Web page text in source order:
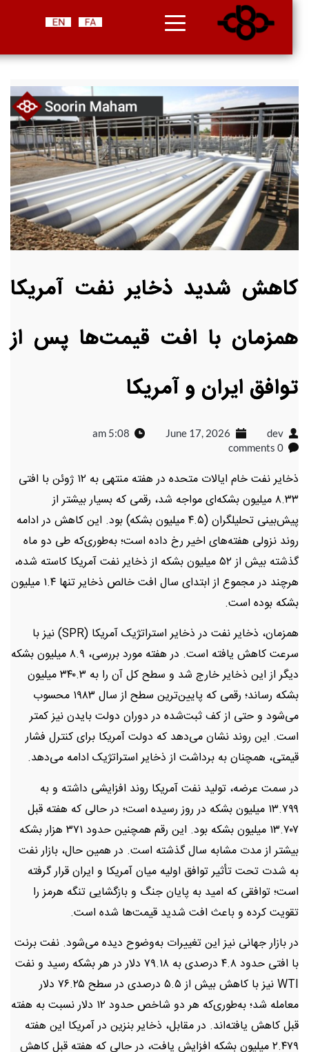
کاهش شدید ذخایر نفت آمریکا
همزمان با افت قیمت‌ها پس از
توافق ایران و آمریکا
dev
June 17, 2026
5:08 am
0 comments
ذخایر نفت خام ایالات متحده در هفته منتهی به ۱۲ ژوئن با افتی
۸.۳۳ میلیون بشکه‌ای مواجه شد، رقمی که بسیار بیشتر از
پیش‌بینی تحلیلگران (۴.۵ میلیون بشکه) بود. این کاهش در ادامه
روند نزولی هفته‌های اخیر رخ داده است؛ به‌طوری‌که طی دو ماه
گذشته بیش از ۵۲ میلیون بشکه از ذخایر نفت آمریکا کاسته شده،
هرچند در مجموع از ابتدای سال افت خالص ذخایر تنها ۱.۴ میلیون
بشکه بوده است.
همزمان، ذخایر نفت در ذخایر استراتژیک آمریکا (SPR) نیز با
سرعت کاهش یافته است. در هفته مورد بررسی، ۸.۹ میلیون بشکه
دیگر از این ذخایر خارج شد و سطح کل آن را به ۳۴۰.۳ میلیون
بشکه رساند؛ رقمی که پایین‌ترین سطح از سال ۱۹۸۳ محسوب
می‌شود و حتی از کف ثبت‌شده در دوران دولت بایدن نیز کمتر
است. این روند نشان می‌دهد که دولت آمریکا برای کنترل فشار
قیمتی، همچنان به برداشت از ذخایر استراتژیک ادامه می‌دهد.
در سمت عرضه، تولید نفت آمریکا روند افزایشی داشته و به
۱۳.۷۹۹ میلیون بشکه در روز رسیده است؛ در حالی که هفته قبل
۱۳.۷۰۷ میلیون بشکه بود. این رقم همچنین حدود ۳۷۱ هزار بشکه
بیشتر از مدت مشابه سال گذشته است. در همین حال، بازار نفت
به شدت تحت تأثیر توافق اولیه میان آمریکا و ایران قرار گرفته
است؛ توافقی که امید به پایان جنگ و بازگشایی تنگه هرمز را
تقویت کرده و باعث افت شدید قیمت‌ها شده است.
در بازار جهانی نیز این تغییرات به‌وضوح دیده می‌شود. نفت برنت
با افتی حدود ۴.۸ درصدی به ۷۹.۱۸ دلار در هر بشکه رسید و نفت
WTI نیز با کاهش بیش از ۵.۵ درصدی در سطح ۷۶.۲۵ دلار
معامله شد؛ به‌طوری‌که هر دو شاخص حدود ۱۲ دلار نسبت به هفته
قبل کاهش یافته‌اند. در مقابل، ذخایر بنزین در آمریکا این هفته
۲.۴۷۹ میلیون بشکه افزایش یافت، در حالی که هفته قبل کاهش